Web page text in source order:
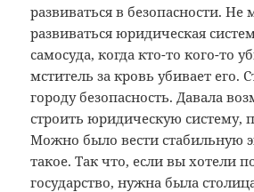
развиваться в безопасности. Не
развиваться юридическая
самосуда, когда кто-то кого-то
мститель за кровь убивает его.
городу безопасность. Давала
строить юридическую систему,
Можно было вести стабильную
такое. Так что, если вы хотели
государство, нужна была